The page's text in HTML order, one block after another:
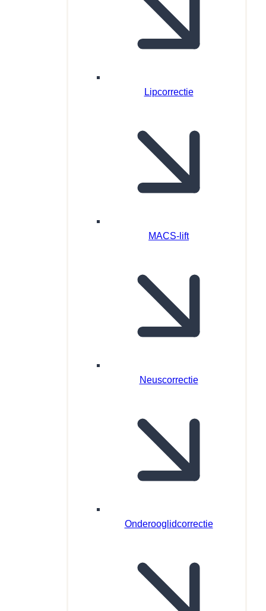
Lipcorrectie
MACS-lift
Neuscorrectie
Onderooglidcorrectie